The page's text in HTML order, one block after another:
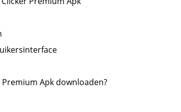
Apk downloaden?